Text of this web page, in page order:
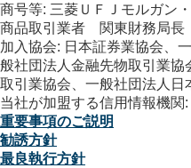
商号等: 三菱ＵＦＪモルガン
商品取引業者 関東財務局長
加入協会: 日本証券業協会、
般社団法人金融先物取引業
取引業協会、一般社団法人日
当社が加盟する信用情報機
重要事項のご説明
勧誘方針
最良執行方針